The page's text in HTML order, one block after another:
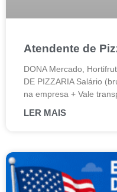
Atendente de
DONA Mercado,
DE PIZZARIA Salário
na empresa + Vale
LER MAIS